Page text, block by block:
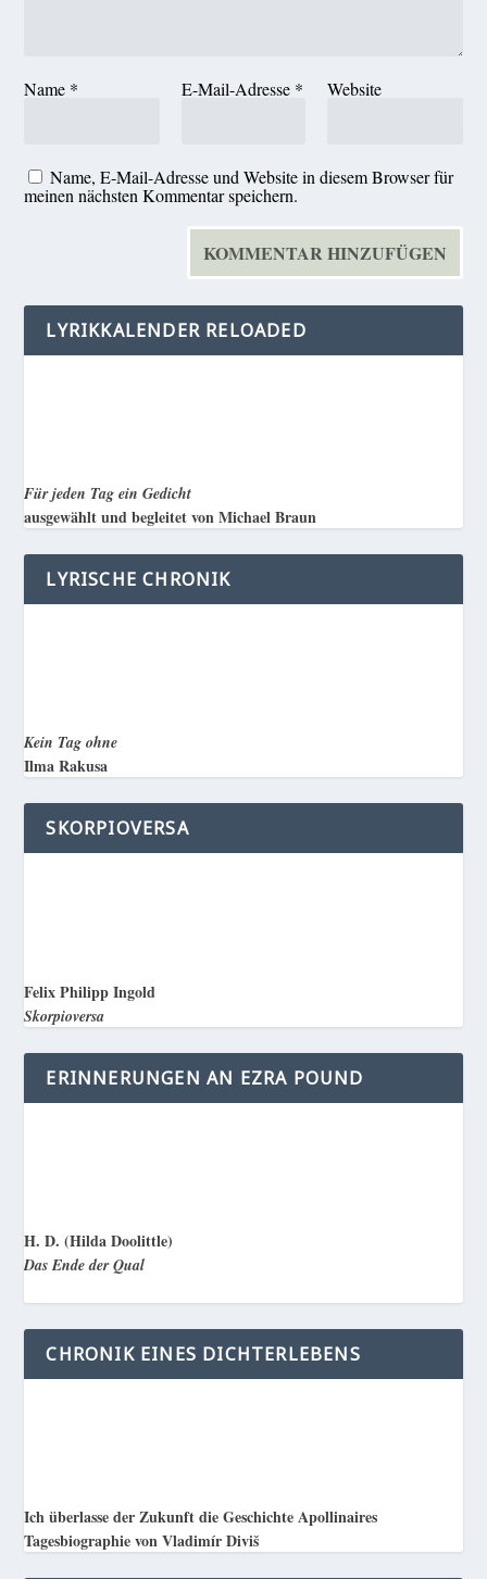
Name * E-Mail-Adresse * Website
Name, E-Mail-Adresse und Website in diesem Browser für
meinen nächsten Kommentar speichern.
LYRIKKALENDER RELOADED
Für jeden Tag ein Gedicht
ausgewählt und begleitet von Michael Braun
LYRISCHE CHRONIK
Kein Tag ohne
Ilma Rakusa
SKORPIOVERSA
Felix Philipp Ingold
Skorpioversa
ERINNERUNGEN AN EZRA POUND
H. D. (Hilda Doolittle)
Das Ende der Qual
CHRONIK EINES DICHTERLEBENS
Ich überlasse der Zukunft die Geschichte Apollinaires
Tagesbiographie von Vladimír Diviš